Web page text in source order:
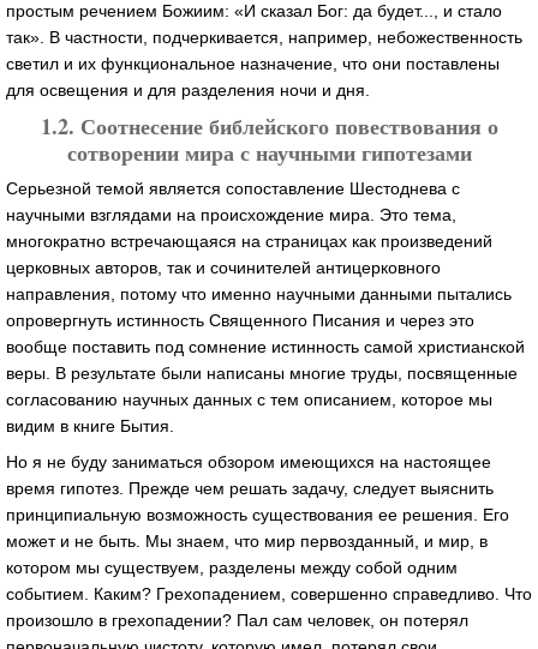
простым речением Божиим: «И сказал Бог: да будет..., и стало
так». В частности, подчеркивается, например, небожественность
светил и их функциональное назначение, что они поставлены
для освещения и для разделения ночи и дня.
1.2. Соотнесение библейского повествования о
сотворении мира с научными гипотезами
Серьезной темой является сопоставление Шестоднева с
научными взглядами на происхождение мира. Это тема,
многократно встречающаяся на страницах как произведений
церковных авторов, так и сочинителей антицерковного
направления, потому что именно научными данными пытались
опровергнуть истинность Священного Писания и через это
вообще поставить под сомнение истинность самой христианской
веры. В результате были написаны многие труды, посвященные
согласованию научных данных с тем описанием, которое мы
видим в книге Бытия.
Но я не буду заниматься обзором имеющихся на настоящее
время гипотез. Прежде чем решать задачу, следует выяснить
принципиальную возможность существования ее решения. Его
может и не быть. Мы знаем, что мир первозданный, и мир, в
котором мы существуем, разделены между собой одним
событием. Каким? Грехопадением, совершенно справедливо. Что
произошло в грехопадении? Пал сам человек, он потерял